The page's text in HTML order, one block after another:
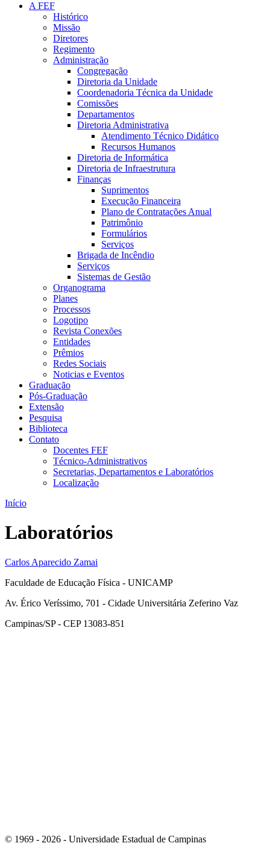
A FEF
Histórico
Missão
Diretores
Regimento
Administração
Congregação
Diretoria da Unidade
Coordenadoria Técnica da Unidade
Comissões
Departamentos
Diretoria Administrativa
Atendimento Técnico Didático
Recursos Humanos
Diretoria de Informática
Diretoria de Infraestrutura
Finanças
Suprimentos
Execução Financeira
Plano de Contratações Anual
Patrimônio
Formulários
Serviços
Brigada de Incêndio
Serviços
Sistemas de Gestão
Organograma
Planes
Processos
Logotipo
Revista Conexões
Entidades
Prêmios
Redes Sociais
Noticias e Eventos
Graduação
Pós-Graduação
Extensão
Pesquisa
Biblioteca
Contato
Docentes FEF
Técnico-Administrativos
Secretarias, Departamentos e Laboratórios
Localização
Início
Laboratórios
Carlos Aparecido Zamai
Faculdade de Educação Física - UNICAMP
Av. Érico Veríssimo, 701 - Cidade Universitária Zeferino Vaz
Campinas/SP - CEP 13083-851
© 1969 - 2026 - Universidade Estadual de Campinas